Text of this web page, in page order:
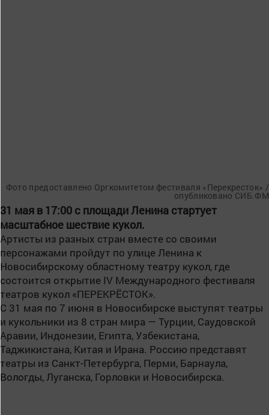
Фото предоставлено Оргкомитетом фестиваля «Перекресток» /
опубликовано СИБ.ФМ
31 мая в 17:00 с площади Ленина стартует
масштабное шествие кукол.
Артисты из разных стран вместе со своими
персонажами пройдут по улице Ленина к
Новосибирскому областному театру кукол, где
состоится открытие IV Международного фестиваля
театров кукол «ПЕРЕКРЁСТОК».
С 31 мая по 7 июня в Новосибирске выступят театры
и кукольники из 8 стран мира — Турции, Саудовской
Аравии, Индонезии, Египта, Узбекистана,
Таджикистана, Китая и Ирана. Россию представят
театры из Санкт-Петербурга, Перми, Барнаула,
Вологды, Луганска, Горловки и Новосибирска.